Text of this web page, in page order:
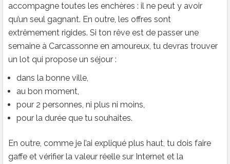
accompagne toutes les enchères : il ne peut y avoir
qu’un seul gagnant. En outre, les offres sont
extrêmement rigides. Si ton rêve est de passer une
semaine à Carcassonne en amoureux, tu devras trouver
un lot qui propose un séjour :
dans la bonne ville,
au bon moment,
pour 2 personnes, ni plus ni moins,
pour la durée que tu souhaites.
En outre, comme je l’ai expliqué plus haut, tu dois faire
gaffe et vérifier la valeur réelle sur Internet et la